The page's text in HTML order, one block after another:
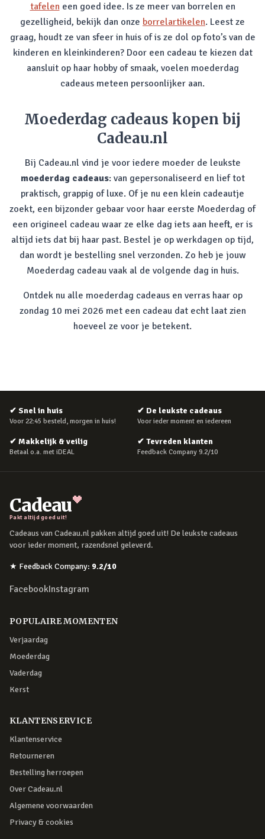
tafelen een goed idee. Is ze meer van borrelen en
gezelligheid, bekijk dan onze borrelartikelen. Leest ze
graag, houdt ze van sfeer in huis of is ze dol op foto’s van de
kinderen en kleinkinderen? Door een cadeau te kiezen dat
aansluit op haar hobby of smaak, voelen moederdag
cadeaus meteen persoonlijker aan.
Moederdag cadeaus kopen bij
Cadeau.nl
Bij Cadeau.nl vind je voor iedere moeder de leukste
moederdag cadeaus: van gepersonaliseerd en lief tot
praktisch, grappig of luxe. Of je nu een klein cadeautje
zoekt, een bijzonder gebaar voor haar eerste Moederdag of
een origineel cadeau waar ze elke dag iets aan heeft, er is
altijd iets dat bij haar past. Bestel je op werkdagen op tijd,
dan wordt je bestelling snel verzonden. Zo heb je jouw
Moederdag cadeau vaak al de volgende dag in huis.
Ontdek nu alle moederdag cadeaus en verras haar op
zondag 10 mei 2026 met een cadeau dat echt laat zien
hoeveel ze voor je betekent.
✔ Snel in huis
Voor 22:45 besteld, morgen in huis!
✔ De leukste cadeaus
Voor ieder moment en iedereen
✔ Makkelijk & veilig
Betaal o.a. met iDEAL
✔ Tevreden klanten
Feedback Company 9.2/10
Cadeau
Pakt altijd goed uit!
Cadeaus van Cadeau.nl pakken altijd goed uit! De leukste cadeaus
voor ieder moment, razendsnel geleverd.
★ Feedback Company: 9.2/10
FacebookInstagram
POPULAIRE MOMENTEN
Verjaardag
Moederdag
Vaderdag
Kerst
KLANTENSERVICE
Klantenservice
Retourneren
Bestelling herroepen
Over Cadeau.nl
Algemene voorwaarden
Privacy & cookies